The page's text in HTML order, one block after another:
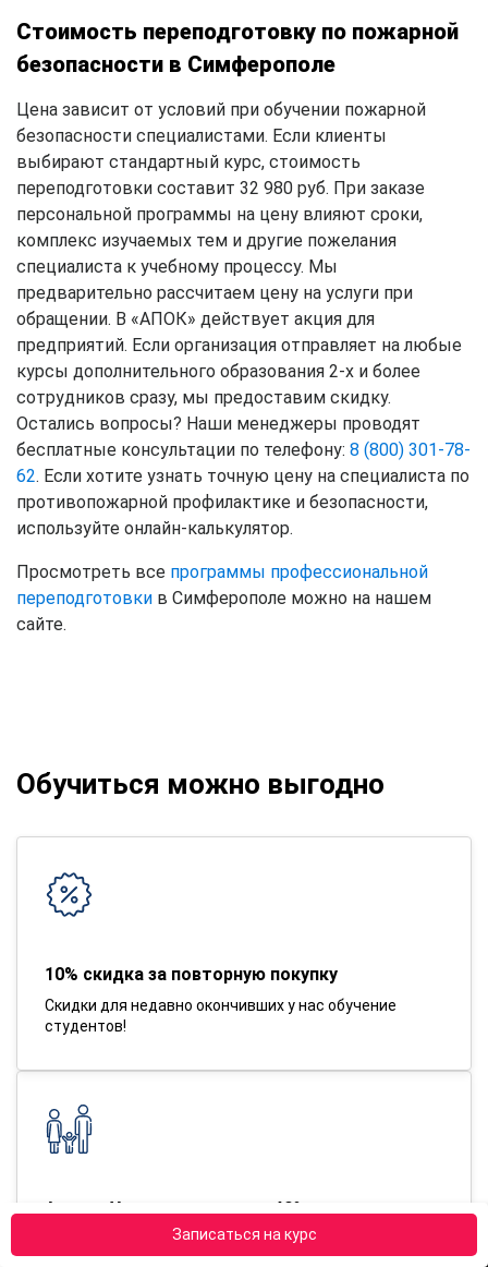
Записаться на курс
Стоимость переподготовку по пожарной
безопасности в Симферополе
Цена зависит от условий при обучении пожарной
безопасности специалистами. Если клиенты
выбирают стандартный курс, стоимость
переподготовки составит 32 980 руб. При заказе
персональной программы на цену влияют сроки,
комплекс изучаемых тем и другие пожелания
специалиста к учебному процессу. Мы
предварительно рассчитаем цену на услуги при
обращении. В «АПОК» действует акция для
предприятий. Если организация отправляет на любые
курсы дополнительного образования 2-х и более
сотрудников сразу, мы предоставим скидку.
Остались вопросы? Наши менеджеры проводят
бесплатные консультации по телефону: 8 (800) 301-78-
62. Если хотите узнать точную цену на специалиста по
противопожарной профилактике и безопасности,
используйте онлайн-калькулятор.
Просмотреть все программы профессиональной
переподготовки в Симферополе можно на нашем
сайте.
Обучиться можно выгодно
10% скидка за повторную покупку
Скидки для недавно окончивших у нас обучение
студентов!
Акция «Ученая семья» до -40% скидка на